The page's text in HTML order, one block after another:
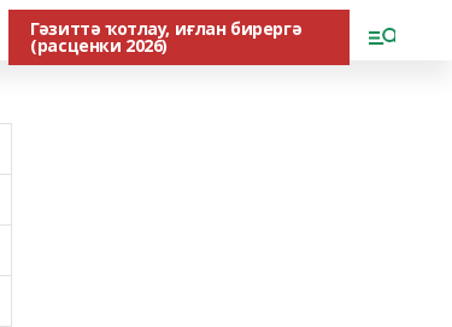
Гәзиттә ҡотлау, иғлан бирергә
(расценки 2026)